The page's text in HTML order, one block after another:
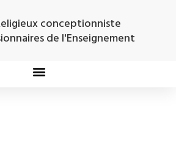
conceptionniste
de l'Enseignement